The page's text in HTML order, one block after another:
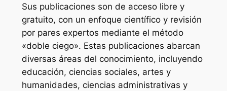
Sus publicaciones son de acceso libre y
gratuito, con un enfoque científico y revisión
por pares expertos mediante el método
«doble ciego». Estas publicaciones abarcan
diversas áreas del conocimiento, incluyendo
educación, ciencias sociales, artes y
humanidades, ciencias administrativas y